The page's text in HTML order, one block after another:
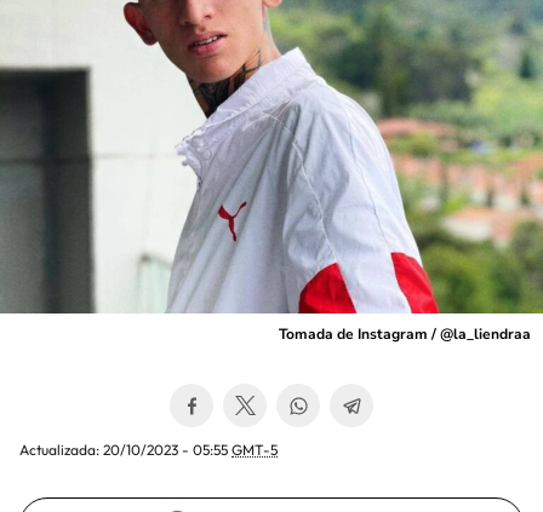
Tomada de Instagram / @la_liendraa
Actualizada: 20/10/2023 - 05:55 GMT-5